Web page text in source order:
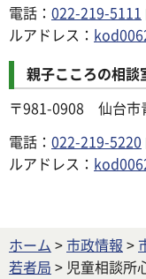
電話： 022-219-5111
ルアドレス：
親子こころの相談
〒981-0908 仙台市
電話： 022-219-5220
ルアドレス：
ホーム >市政情報 >
若者局 > 児童相談所